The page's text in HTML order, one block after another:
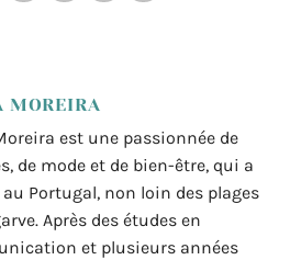
MOREIRA
est une passionnée de
de mode et de bien-être, qui a
Portugal, non loin des plages
Après des études en
et plusieurs années